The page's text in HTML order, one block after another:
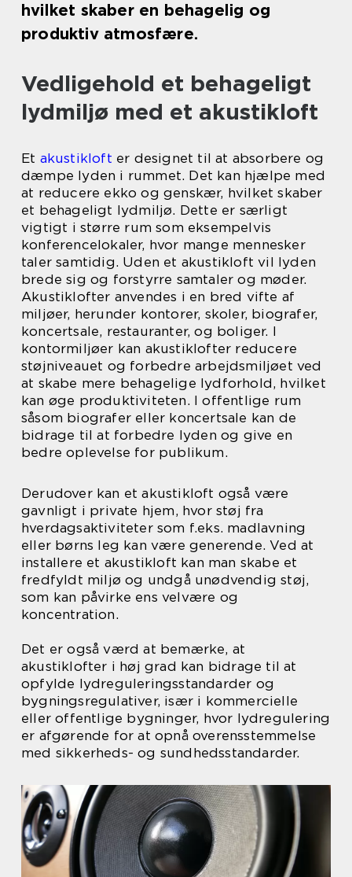
hvilket skaber en behagelig og
produktiv atmosfære.
Vedligehold et behageligt
lydmiljø med et akustikloft
Et akustikloft er designet til at absorbere og
dæmpe lyden i rummet. Det kan hjælpe med
at reducere ekko og genskær, hvilket skaber
et behageligt lydmiljø. Dette er særligt
vigtigt i større rum som eksempelvis
konferencelokaler, hvor mange mennesker
taler samtidig. Uden et akustikloft vil lyden
brede sig og forstyrre samtaler og møder.
Akustiklofter anvendes i en bred vifte af
miljøer, herunder kontorer, skoler, biografer,
koncertsale, restauranter, og boliger. I
kontormiljøer kan akustiklofter reducere
støjniveauet og forbedre arbejdsmiljøet ved
at skabe mere behagelige lydforhold, hvilket
kan øge produktiviteten. I offentlige rum
såsom biografer eller koncertsale kan de
bidrage til at forbedre lyden og give en
bedre oplevelse for publikum.
Derudover kan et akustikloft også være
gavnligt i private hjem, hvor støj fra
hverdagsaktiviteter som f.eks. madlavning
eller børns leg kan være generende. Ved at
installere et akustikloft kan man skabe et
fredfyldt miljø og undgå unødvendig støj,
som kan påvirke ens velvære og
koncentration.
Det er også værd at bemærke, at
akustiklofter i høj grad kan bidrage til at
opfylde lydreguleringsstandarder og
bygningsregulativer, især i kommercielle
eller offentlige bygninger, hvor lydregulering
er afgørende for at opnå overensstemmelse
med sikkerheds- og sundhedsstandarder.